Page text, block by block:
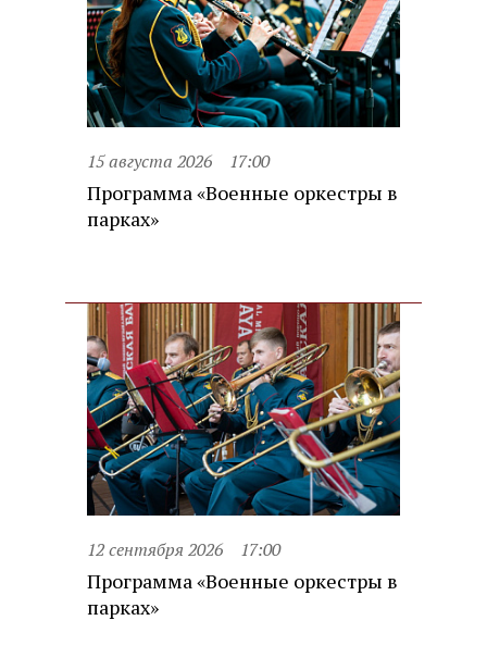
15 августа 2026 17:00
Программа «Военные оркестры в
парках»
12 сентября 2026 17:00
Программа «Военные оркестры в
парках»